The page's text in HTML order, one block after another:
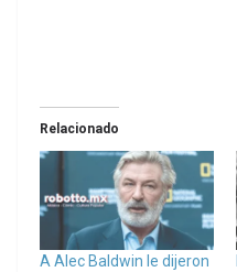
Relacionado
A Alec Baldwin le dijeron